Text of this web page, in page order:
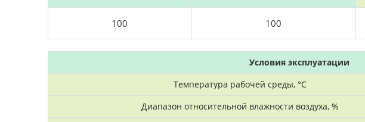
100 100
Условия эксплуатации
Температура рабочей среды, °C
Диапазон относительной влажности воздуха, %